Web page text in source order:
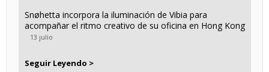
Snøhetta incorpora la iluminación de Vibia para
acompañar el ritmo creativo de su oficina en Hong Kong
13 julio
Seguir Leyendo >